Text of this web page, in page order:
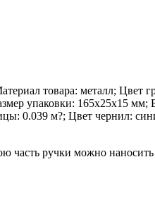
товара: металл; Цвет
упаковки: 165x25x15
0.039 м?; Цвет чернил:
часть ручки можно